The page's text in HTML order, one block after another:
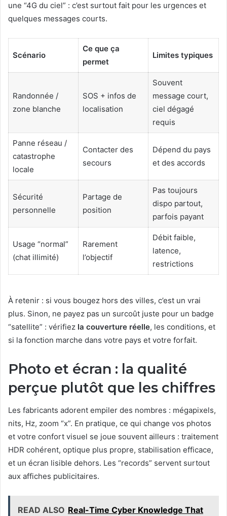
une “4G du ciel” : c’est surtout fait pour les urgences et
quelques messages courts.
Scénario
Ce que ça
permet
Limites typiques
Randonnée /
zone blanche
SOS + infos de
localisation
Souvent
message court,
ciel dégagé
requis
Panne réseau /
catastrophe
locale
Contacter des
secours
Dépend du pays
et des accords
Sécurité
personnelle
Partage de
position
Pas toujours
dispo partout,
parfois payant
Usage “normal”
(chat illimité)
Rarement
l’objectif
Débit faible,
latence,
restrictions
À retenir : si vous bougez hors des villes, c’est un vrai
plus. Sinon, ne payez pas un surcoût juste pour un badge
“satellite” : vérifiez la couverture réelle, les conditions, et
si la fonction marche dans votre pays et votre forfait.
Photo et écran : la qualité
perçue plutôt que les chiffres
Les fabricants adorent empiler des nombres : mégapixels,
nits, Hz, zoom “x”. En pratique, ce qui change vos photos
et votre confort visuel se joue souvent ailleurs : traitement
HDR cohérent, optique plus propre, stabilisation efficace,
et un écran lisible dehors. Les “records” servent surtout
aux affiches publicitaires.
READ ALSO Real-Time Cyber Knowledge That